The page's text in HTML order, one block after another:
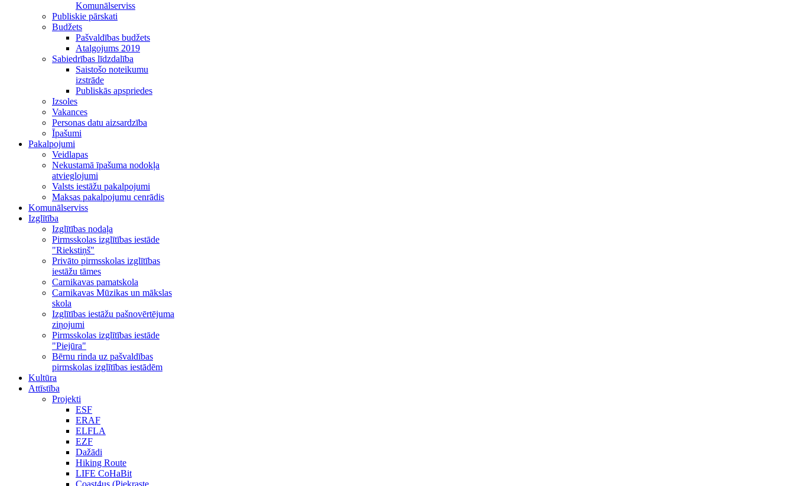
Komunālserviss
Publiskie pārskati
Budžets
Pašvaldības budžets
Atalgojums 2019
Sabiedrības līdzdalība
Saistošo noteikumu
izstrāde
Publiskās apspriedes
Izsoles
Vakances
Personas datu aizsardzība
Īpašumi
Pakalpojumi
Veidlapas
Nekustamā īpašuma nodokļa
atvieglojumi
Valsts iestāžu pakalpojumi
Maksas pakalpojumu cenrādis
Komunālserviss
Izglītība
Izglītības nodaļa
Pirmsskolas izglītības iestāde
"Riekstiņš"
Privāto pirmsskolas izglītības
iestāžu tāmes
Carnikavas pamatskola
Carnikavas Mūzikas un mākslas
skola
Izglītības iestāžu pašnovērtējuma
ziņojumi
Pirmsskolas izglītības iestāde
"Piejūra"
Bērnu rinda uz pašvaldības
pirmskolas izglītības iestādēm
Kultūra
Attīstība
Projekti
ESF
ERAF
ELFLA
EZF
Dažādi
Hiking Route
LIFE CoHaBit